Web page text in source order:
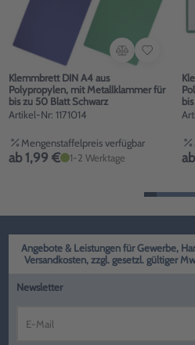
Klemmbrett DIN A4 aus
Polypropylen, mit Metallklammer für
bis zu 50 Blatt Schwarz
Artikel-Nr: 1171014
Mengenstaffelpreis verfügbar
ab 1,99 € 1-2 Werktage
Angebote & Leistungen für Gewerbe,
Versandkosten, zzgl. gesetzl. gültiger
Newsletter